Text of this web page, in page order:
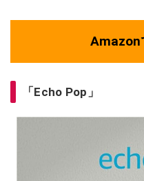
Amazon
「Echo Pop」